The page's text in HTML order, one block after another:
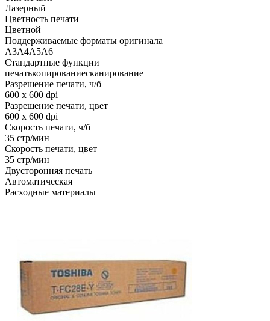
Лазерный
Цветность печати
Цветной
Поддерживаемые форматы оригинала
A3A4A5A6
Стандартные функции
печатькопированиесканирование
Разрешение печати, ч/б
600 x 600 dpi
Разрешение печати, цвет
600 x 600 dpi
Скорость печати, ч/б
35 стр/мин
Скорость печати, цвет
35 стр/мин
Двусторонняя печать
Автоматическая
Расходные материалы